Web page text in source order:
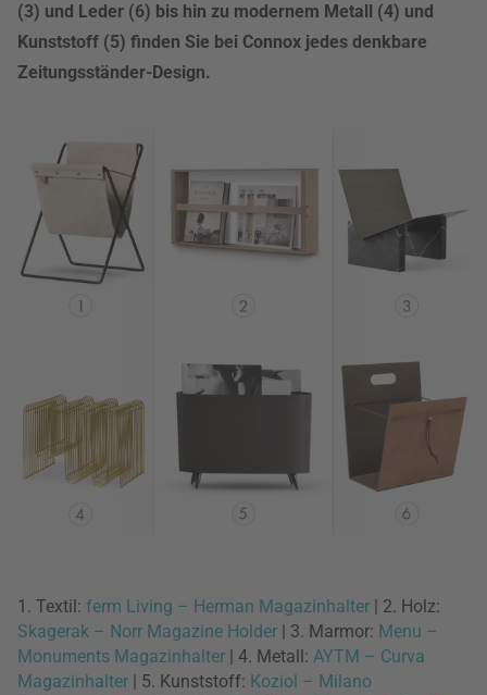
(3) und Leder (6) bis hin zu modernem Metall (4) und
Kunststoff (5) finden Sie bei Connox jedes denkbare
Zeitungsständer-Design.
1. Textil: ferm Living – Herman Magazinhalter | 2. Holz:
Skagerak – Norr Magazine Holder | 3. Marmor: Menu –
Monuments Magazinhalter | 4. Metall: AYTM – Curva
Magazinhalter | 5. Kunststoff: Koziol – Milano